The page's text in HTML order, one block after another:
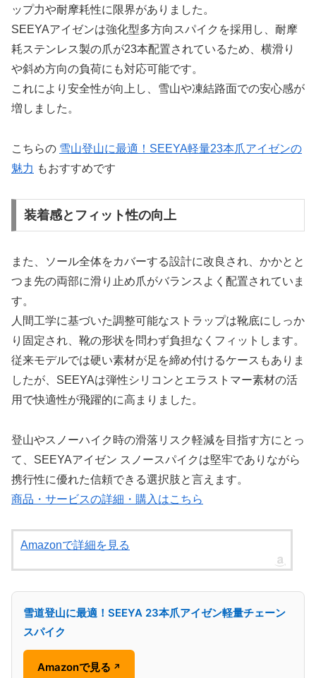
ップ力や耐摩耗性に限界がありました。
SEEYAアイゼンは強化型多方向スパイクを採用し、耐摩
耗ステンレス製の爪が23本配置されているため、横滑り
や斜め方向の負荷にも対応可能です。
これにより安全性が向上し、雪山や凍結路面での安心感が
増しました。
こちらの 雪山登山に最適！SEEYA軽量23本爪アイゼンの
魅力 もおすすめです
装着感とフィット性の向上
また、ソール全体をカバーする設計に改良され、かかとと
つま先の両部に滑り止め爪がバランスよく配置されていま
す。
人間工学に基づいた調整可能なストラップは靴底にしっか
り固定され、靴の形状を問わず負担なくフィットします。
従来モデルでは硬い素材が足を締め付けるケースもありま
したが、SEEYAは弾性シリコンとエラストマー素材の活
用で快適性が飛躍的に高まりました。
登山やスノーハイク時の滑落リスク軽減を目指す方にとっ
て、SEEYAアイゼン スノースパイクは堅牢でありながら
携行性に優れた信頼できる選択肢と言えます。
商品・サービスの詳細・購入はこちら
Amazonで詳細を見る
雪道登山に最適！SEEYA 23本爪アイゼン軽量チェーン
スパイク
Amazonで見る ↗